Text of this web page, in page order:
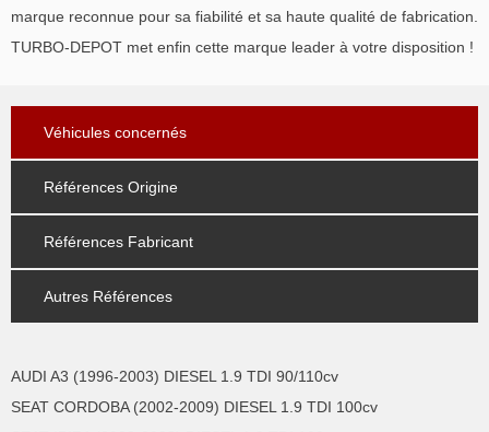
marque reconnue pour sa fiabilité et sa haute qualité de fabrication.
TURBO-DEPOT met enfin cette marque leader à votre disposition !
Véhicules concernés
Références Origine
Références Fabricant
Autres Références
AUDI A3 (1996-2003) DIESEL 1.9 TDI 90/110cv
SEAT CORDOBA (2002-2009) DIESEL 1.9 TDI 100cv